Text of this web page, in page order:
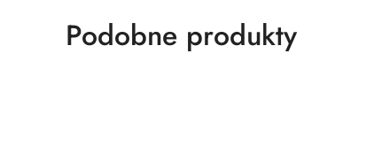
Produkty
Podobne produkty